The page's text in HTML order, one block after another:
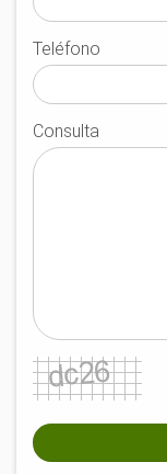
Teléfono
Consulta